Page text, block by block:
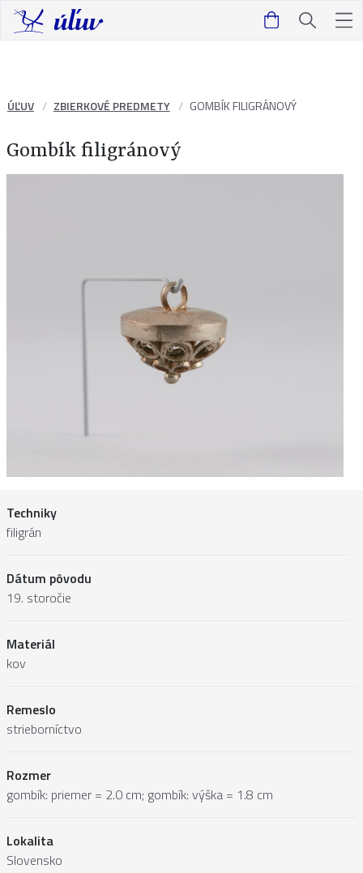
ÚĽUV ZBIERKOVÉ PREDMETY GOMBÍK FILIGRÁNOVÝ
Gombík filigránový
Techniky
filigrán
Dátum pôvodu
19. storočie
Materiál
kov
Remeslo
strieborníctvo
Rozmer
gombík: priemer = 2.0 cm; gombík: výška = 1.8 cm
Lokalita
Slovensko